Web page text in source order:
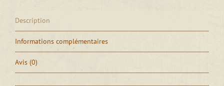
Description
Informations complémentaires
Avis (0)